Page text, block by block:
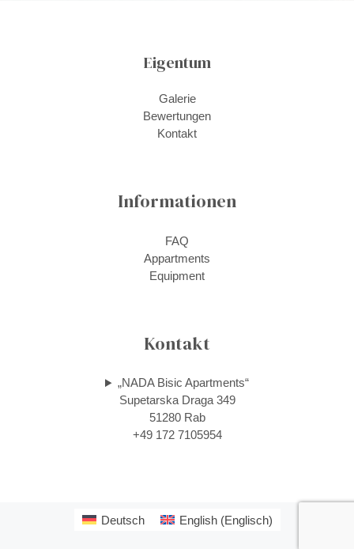
Eigentum
Galerie
Bewertungen
Kontakt
Informationen
FAQ
Appartments
Equipment
Kontakt
„NADA Bisic Apartments“
Supetarska Draga 349
51280 Rab
+49 172 7105954
Deutsch English(Englisch)